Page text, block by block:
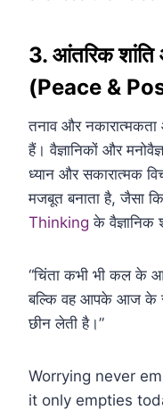
3. आंतरिक शांति
(Peace &
तनाव और
हैं। वैज्ञानिकों और
ध्यान और सकारात्मक
मजबूत बनाता है, जैसा कि
Thinking के वैज्ञानिक
“चिंता कभी भी कल के
बल्कि वह आपके आज के
छीन लेती है।”
Worrying never
it only empties